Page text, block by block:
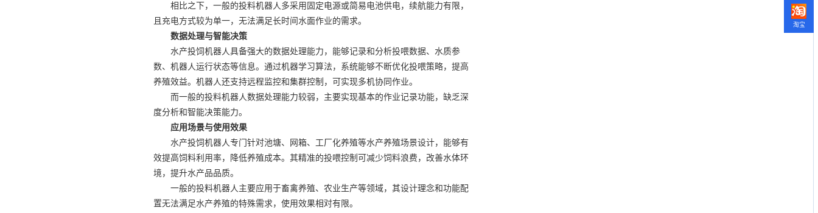
相比之下，一般的投料机器人多采用固定电源或简易电池供电，续航能力有限，
且充电方式较为单一，无法满足长时间水面作业的需求。
数据处理与智能决策
水产投饲机器人具备强大的数据处理能力，能够记录和分析投喂数据、水质参
数、机器人运行状态等信息。通过机器学习算法，系统能够不断优化投喂策略，提高
养殖效益。机器人还支持远程监控和集群控制，可实现多机协同作业。
而一般的投料机器人数据处理能力较弱，主要实现基本的作业记录功能，缺乏深
度分析和智能决策能力。
应用场景与使用效果
水产投饲机器人专门针对池塘、网箱、工厂化养殖等水产养殖场景设计，能够有
效提高饲料利用率，降低养殖成本。其精准的投喂控制可减少饲料浪费，改善水体环
境，提升水产品品质。
一般的投料机器人主要应用于畜禽养殖、农业生产等领域，其设计理念和功能配
置无法满足水产养殖的特殊需求，使用效果相对有限。
淘宝